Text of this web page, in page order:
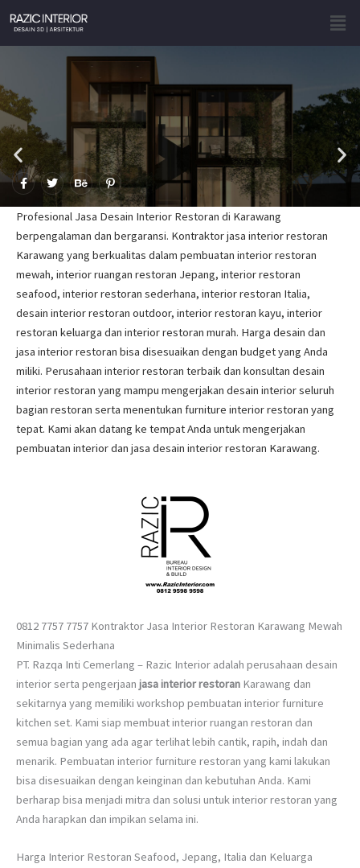
content
F
a
e
b
o
k
f
T
w
t
t
e
r
B
e
h
a
n
c
P
i
n
t
e
r
s
-
p
Profesional Jasa Desain Interior Restoran di Karawang
berpengalaman dan bergaransi. Kontraktor jasa interior restoran
Karawang yang berkualitas dalam pembuatan interior restoran
mewah, interior ruangan restoran Jepang, interior restoran
seafood, interior restoran sederhana, interior restoran Italia,
desain interior restoran outdoor, interior restoran kayu, interior
restoran keluarga dan interior restoran murah. Harga desain dan
jasa interior restoran bisa disesuaikan dengan budget yang Anda
miliki. Perusahaan interior restoran terbaik dan konsultan desain
interior restoran yang mampu mengerjakan desain interior seluruh
bagian restoran serta menentukan furniture interior restoran yang
tepat. Kami akan datang ke tempat Anda untuk mengerjakan
pembuatan interior dan jasa desain interior restoran Karawang.
0812 7757 7757 Kontraktor Jasa Interior Restoran Karawang Mewah
Minimalis Sederhana
PT. Razqa Inti Cemerlang – Razic Interior adalah perusahaan desain
interior serta pengerjaan jasa interior restoran Karawang dan
sekitarnya yang memiliki workshop pembuatan interior furniture
kitchen set. Kami siap membuat interior ruangan restoran dan
semua bagian yang ada agar terlihat lebih cantik, rapih, indah dan
menarik. Pembuatan interior furniture restoran yang kami lakukan
bisa disesuaikan dengan keinginan dan kebutuhan Anda. Kami
berharap bisa menjadi mitra dan solusi untuk interior restoran yang
Anda harapkan dan impikan selama ini.
Harga Interior Restoran Seafood, Jepang, Italia dan Keluarga